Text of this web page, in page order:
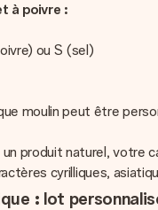
à poivre :
ou S (sel)
moulin peut être
produit naturel, votre
cyrilliques,
: lot